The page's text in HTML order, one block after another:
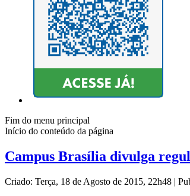
Fim do menu principal
Início do conteúdo da página
Campus Brasília divulga
Criado: Terça, 18 de Agosto de 2015, 22h48 |